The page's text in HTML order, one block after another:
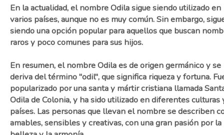
En la actualidad, el nombre Odila sigue siendo utilizado en
varios países, aunque no es muy común. Sin embargo,
siendo una opción popular para aquellos que buscan
raros y poco comunes para sus hijos.
En resumen, el nombre Odila es de origen germánico y se
deriva del término "odil", que significa riqueza y fortuna.
popularizado por una santa y mártir cristiana llamada
Odila de Colonia, y ha sido utilizado en diferentes culturas
países. Las personas que llevan el nombre se describen
amables, sensibles y creativas, con una gran pasión por la